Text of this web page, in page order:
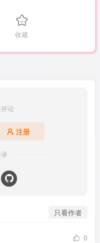
收藏
论
注册
只看作者
0